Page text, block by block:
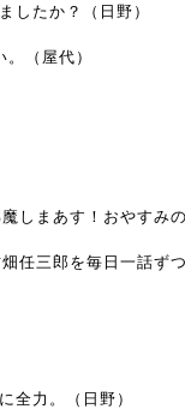
したか？（日野）
（屋代）
しまあす！おやすみ
任三郎を毎日一話ず
全力。（日野）